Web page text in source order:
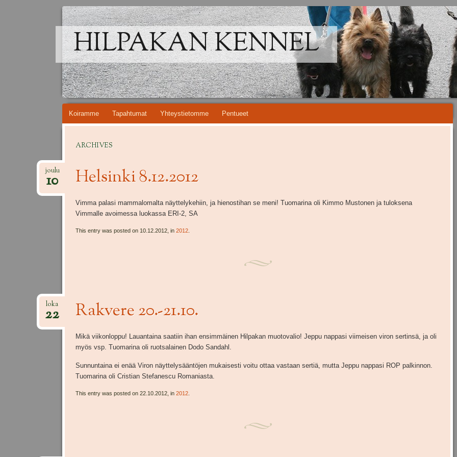
HILPAKAN KENNEL
Skip
to
Koiramme Tapahtumat Yhteystietomme Pentueet
ARCHIVES
Helsinki 8.12.2012
joulu
10
Vimma palasi mammalomalta näyttelykehiin, ja hienostihan se meni! Tuomarina oli Kimmo Mustonen ja tuloksena
Vimmalle avoimessa luokassa ERI-2, SA
This entry was posted on 10.12.2012, in 2012.
Rakvere 20.-21.10.
loka
22
Mikä viikonloppu! Lauantaina saatiin ihan ensimmäinen Hilpakan muotovalio! Jeppu nappasi viimeisen viron sertinsä, ja oli
myös vsp. Tuomarina oli ruotsalainen Dodo Sandahl.
Sunnuntaina ei enää Viron näyttelysääntöjen mukaisesti voitu ottaa vastaan sertiä, mutta Jeppu nappasi ROP palkinnon.
Tuomarina oli Cristian Stefanescu Romaniasta.
This entry was posted on 22.10.2012, in 2012.